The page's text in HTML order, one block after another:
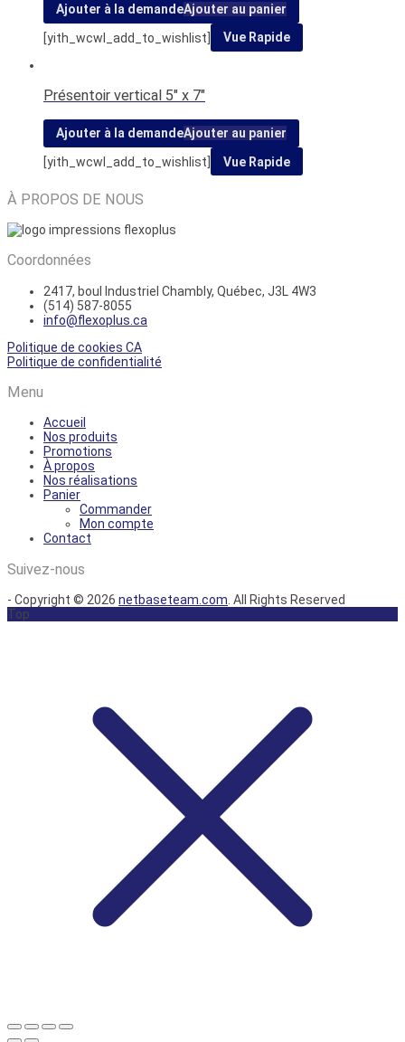
Ajouter à la demandeAjouter au panier
[yith_wcwl_add_to_wishlist]
Vue Rapide
Présentoir vertical 5″ x 7″
Ajouter à la demandeAjouter au panier
[yith_wcwl_add_to_wishlist]
Vue Rapide
À PROPOS DE NOUS
Coordonnées
2417, boul Industriel Chambly, Québec, J3L 4W3
(514) 587-8055
info@flexoplus.ca
Politique de cookies CA
Politique de confidentialité
Menu
Accueil
Nos produits
Promotions
À propos
Nos réalisations
Panier
Commander
Mon compte
Contact
Suivez-nous
- Copyright © 2026 netbaseteam.com . All Rights Reserved
Top